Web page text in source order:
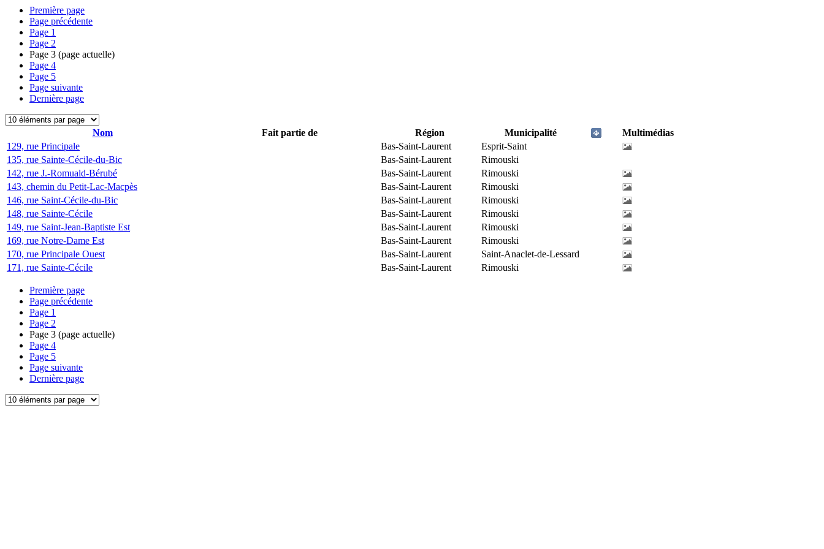
Première page
Page précédente
Page 1
Page 2
Page 3 (page actuelle)
Page 4
Page 5
Page suivante
Dernière page
Nom Fait partie de Région Municipalité
Multimédias
129, rue Principale
Bas-Saint-Laurent
Esprit-Saint
135, rue Sainte-Cécile-du-Bic
Bas-Saint-Laurent
Rimouski
142, rue J.-Romuald-Bérubé
Bas-Saint-Laurent
Rimouski
143, chemin du Petit-Lac-Macpès
Bas-Saint-Laurent
Rimouski
146, rue Saint-Cécile-du-Bic
Bas-Saint-Laurent
Rimouski
148, rue Sainte-Cécile
Bas-Saint-Laurent
Rimouski
149, rue Saint-Jean-Baptiste Est
Bas-Saint-Laurent
Rimouski
169, rue Notre-Dame Est
Bas-Saint-Laurent
Rimouski
170, rue Principale Ouest
Bas-Saint-Laurent
Saint-Anaclet-de-Lessard
171, rue Sainte-Cécile
Bas-Saint-Laurent Rimouski
Première page
Page précédente
Page 1
Page 2
Page 3 (page actuelle)
Page 4
Page 5
Page suivante
Dernière page